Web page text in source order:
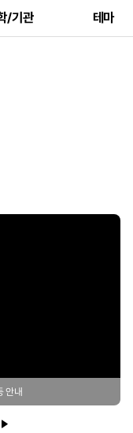
/기관 테마
안내